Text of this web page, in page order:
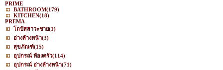
PRIME
BATHROOM(179)
KITCHEN(18)
PREMA
โถปัสสาวะชาย(1)
อ่างล้างหน้า(3)
สุขภัณฑ์(15)
อุปกรณ์ ห้องครัว(114)
อุปกรณ์ อ่างล้างหน้า(71)